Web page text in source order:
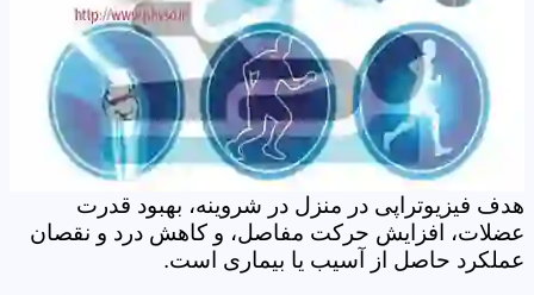
هدف فیزیوتراپی در منزل در شروینه، بهبود قدرت
عضلات، افزایش حرکت مفاصل، و کاهش درد و نقصان
عملکرد حاصل از آسیب یا بیماری است.